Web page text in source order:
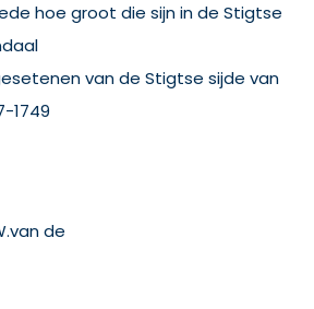
hoe groot die sijn in de Stigtse
van de Stigtse sijde van
1749
de